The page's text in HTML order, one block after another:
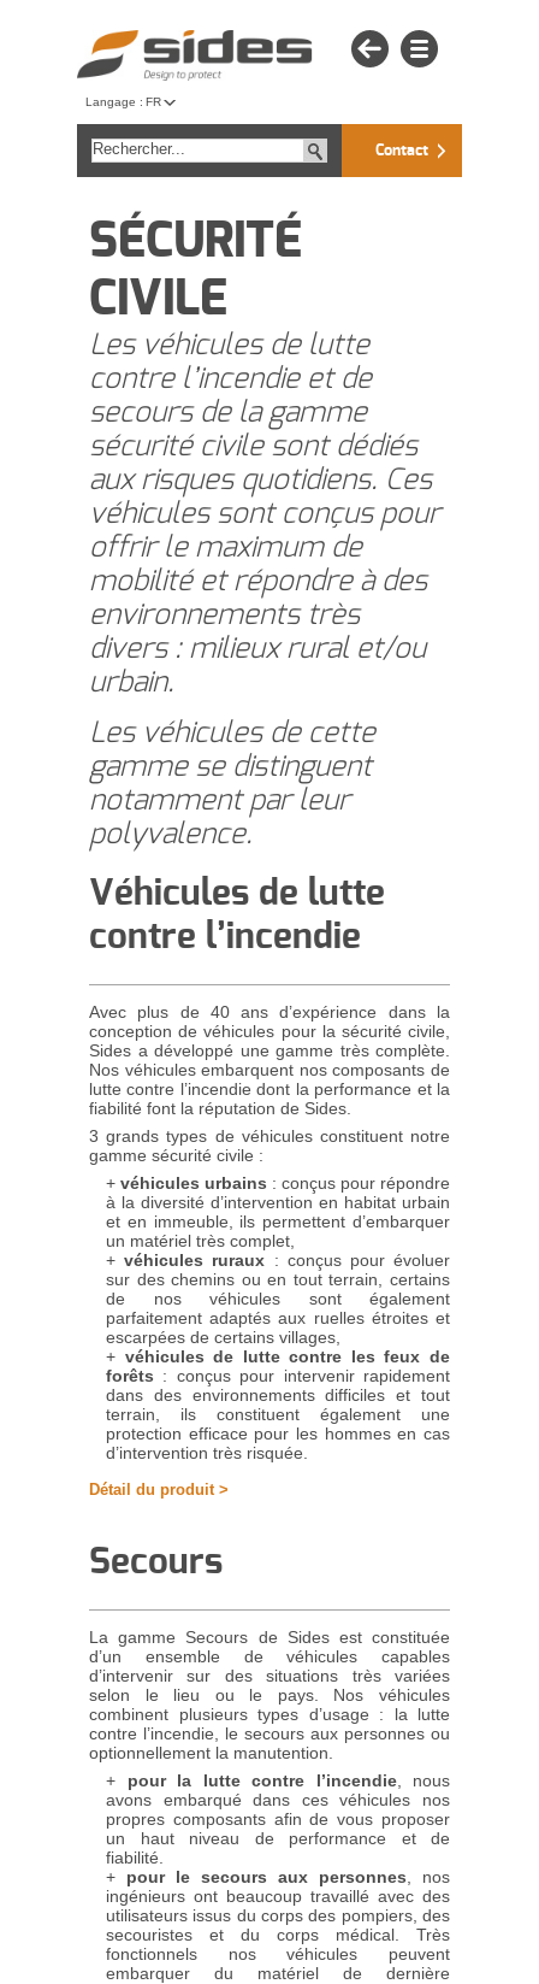
Langage : FR
Contact
SÉCURITÉ
CIVILE
Les véhicules de lutte
contre l’incendie et de
secours de la gamme
sécurité civile sont dédiés
aux risques quotidiens. Ces
véhicules sont conçus pour
offrir le maximum de
mobilité et répondre à des
environnements très
divers : milieux rural et/ou
urbain.
Les véhicules de cette
gamme se distinguent
notamment par leur
polyvalence.
Véhicules de lutte
contre l’incendie
Avec plus de 40 ans d’expérience dans la
conception de véhicules pour la sécurité civile,
Sides a développé une gamme très complète.
Nos véhicules embarquent nos composants de
lutte contre l’incendie dont la performance et la
fiabilité font la réputation de Sides.
3 grands types de véhicules constituent notre
gamme sécurité civile :
véhicules urbains : conçus pour répondre
à la diversité d’intervention en habitat urbain
et en immeuble, ils permettent d’embarquer
un matériel très complet,
véhicules ruraux : conçus pour évoluer
sur des chemins ou en tout terrain, certains
de nos véhicules sont également
parfaitement adaptés aux ruelles étroites et
escarpées de certains villages,
véhicules de lutte contre les feux de
forêts : conçus pour intervenir rapidement
dans des environnements difficiles et tout
terrain, ils constituent également une
protection efficace pour les hommes en cas
d’intervention très risquée.
Détail du produit >
Secours
La gamme Secours de Sides est constituée
d’un ensemble de véhicules capables
d’intervenir sur des situations très variées
selon le lieu ou le pays. Nos véhicules
combinent plusieurs types d’usage : la lutte
contre l’incendie, le secours aux personnes ou
optionnellement la manutention.
pour la lutte contre l’incendie, nous
avons embarqué dans ces véhicules nos
propres composants afin de vous proposer
un haut niveau de performance et de
fiabilité.
pour le secours aux personnes, nos
ingénieurs ont beaucoup travaillé avec des
utilisateurs issus du corps des pompiers, des
secouristes et du corps médical. Très
fonctionnels nos véhicules peuvent
embarquer du matériel de dernière